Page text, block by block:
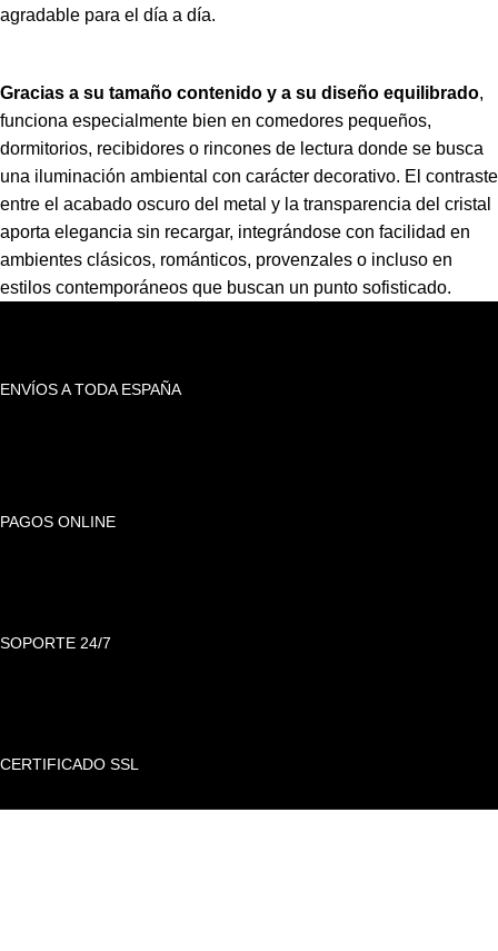
agradable para el día a día.
Gracias a su tamaño contenido y a su diseño equilibrado,
funciona especialmente bien en comedores pequeños,
dormitorios, recibidores o rincones de lectura donde se busca
una iluminación ambiental con carácter decorativo. El contraste
entre el acabado oscuro del metal y la transparencia del cristal
aporta elegancia sin recargar, integrándose con facilidad en
ambientes clásicos, románticos, provenzales o incluso en
estilos contemporáneos que buscan un punto sofisticado.
ENVÍOS A TODA ESPAÑA
PAGOS ONLINE
SOPORTE 24/7
CERTIFICADO SSL